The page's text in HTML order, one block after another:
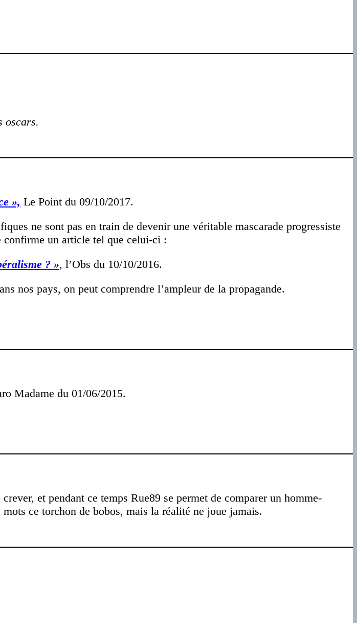
oscars.
», Le Point du 09/10/2017.
ne sont pas en train de devenir une véritable mascarade progressiste
confirme un article tel que celui-ci :
? », l’Obs du 10/10/2016.
nos pays, on peut comprendre l’ampleur de la propagande.
Madame du 01/06/2015.
et pendant ce temps Rue89 se permet de comparer un homme-
ce torchon de bobos, mais la réalité ne joue jamais.